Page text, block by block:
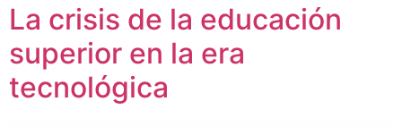
La crisis de la educación
superior en la era
tecnológica